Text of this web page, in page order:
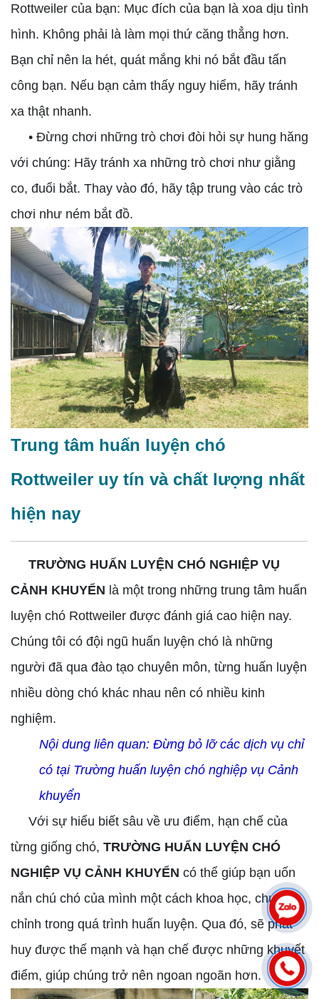
Rottweiler của bạn: Mục đích của bạn là xoa dịu tình
hình. Không phải là làm mọi thứ căng thẳng hơn.
Bạn chỉ nên la hét, quát mắng khi nó bắt đầu tấn
công bạn. Nếu bạn cảm thấy nguy hiểm, hãy tránh
xa thật nhanh.
• Đừng chơi những trò chơi đòi hỏi sự hung hăng
với chúng: Hãy tránh xa những trò chơi như giằng
co, đuổi bắt. Thay vào đó, hãy tập trung vào các trò
chơi như ném bắt đồ.
Trung tâm huấn luyện chó
Rottweiler uy tín và chất lượng nhất
hiện nay
TRƯỜNG HUẤN LUYỆN CHÓ NGHIỆP VỤ
CẢNH KHUYỂN là một trong những trung tâm huấn
luyện chó Rottweiler được đánh giá cao hiện nay.
Chúng tôi có đội ngũ huấn luyện chó là những
người đã qua đào tạo chuyên môn, từng huấn luyện
nhiều dòng chó khác nhau nên có nhiều kinh
nghiệm.
Nội dung liên quan: Đừng bỏ lỡ các dịch vụ chỉ
có tại Trường huấn luyện chó nghiệp vụ Cảnh
khuyển
Với sự hiểu biết sâu về ưu điểm, hạn chế của
từng giống chó, TRƯỜNG HUẤN LUYỆN CHÓ
NGHIỆP VỤ CẢNH KHUYỂN có thể giúp bạn uốn
nắn chú chó của mình một cách khoa học, chuẩn
chỉnh trong quá trình huấn luyện. Qua đó, sẽ phát
huy được thế mạnh và hạn chế được những khuyết
điểm, giúp chúng trở nên ngoan ngoãn hơn.